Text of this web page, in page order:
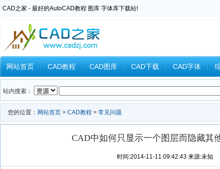
CAD之家 - 最好的AutoCAD教程 图库 字体库下载站!
网站首页 CAD教程 CAD图库 CAD下载 CAD字体
Inventor教程 Ansys教程 CAXA教程 中望CAD Catia教
站内搜索：
您的位置： 网站首页 > CAD教程 > 常见问题
CAD中如何只显示一个图层而隐藏其
时间:2014-11-11 09:42:43 来源:未知